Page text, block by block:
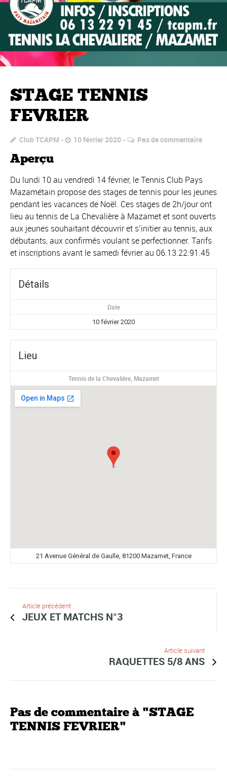
STAGE TENNIS
FEVRIER
Club TCAPM 10 février 2020 Pas de commentaire
Aperçu
Du lundi 10 au vendredi 14 février, le Tennis Club Pays
Mazamétain propose des stages de tennis pour les jeunes
pendant les vacances de Noël. Ces stages de 2h/jour ont
lieu au tennis de La Chevalière à Mazamet et sont ouverts
aux jeunes souhaitant découvrir et s’initier au tennis, aux
débutants, aux confirmés voulant se perfectionner. Tarifs
et inscriptions avant le samedi février au 06.13.22.91.45
Détails
Date
10 février 2020
Lieu
Tennis de la Chevalière, Mazamet
21 Avenue Général de Gaulle, 81200 Mazamet, France
Article précédent
JEUX ET MATCHS N°3
Article suivant
RAQUETTES 5/8 ANS
Pas de commentaire à "STAGE
TENNIS FEVRIER"